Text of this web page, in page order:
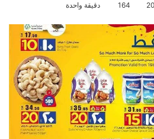
164 دقيقة واحدة